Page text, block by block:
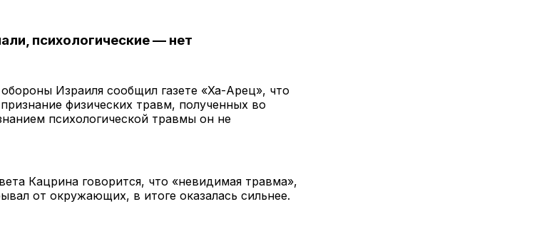
психологические — нет
Израиля сообщил газете «Ха-Арец», что
физических травм, полученных во
психологической травмы он не
Кацрина говорится, что «невидимая травма»,
от окружающих, в итоге оказалась сильнее.